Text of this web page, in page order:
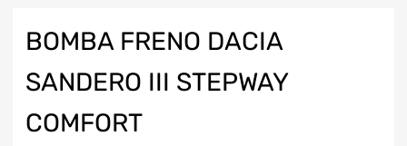
BOMBA FRENO DACIA
SANDERO III STEPWAY
COMFORT